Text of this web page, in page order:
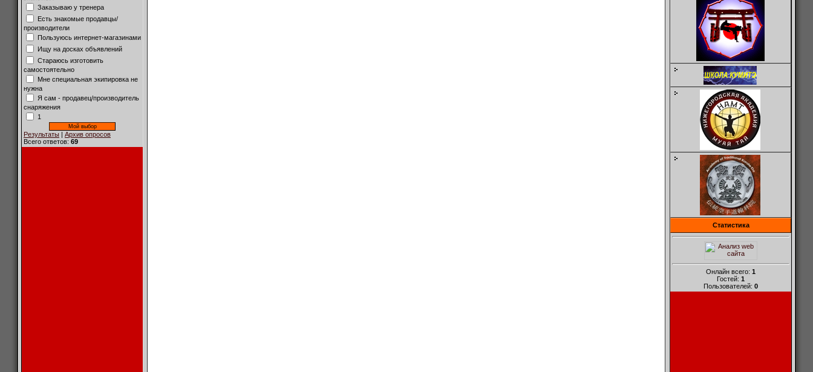
Заказываю у тренера
Есть знакомые продавцы/
производители
Пользуюсь интернет-магазинами
Ищу на досках объявлений
Стараюсь изготовить
самостоятельно
Мне специальная экипировка не
нужна
Я сам - продавец/производитель
снаряжения
1
Результаты | Архив опросов
Всего ответов: 69
Статистика
Онлайн всего: 1
Гостей: 1
Пользователей: 0